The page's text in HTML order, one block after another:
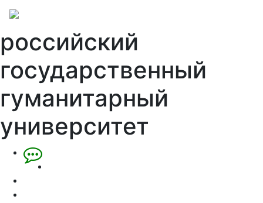
российский
государственный
гуманитарный
университет